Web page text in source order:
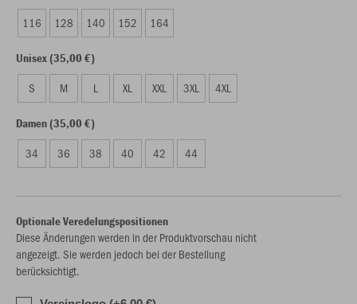
116 128 140 152 164
Unisex (35,00 €)
S M L XL XXL 3XL 4XL
Damen (35,00 €)
34 36 38 40 42 44
Optionale Veredelungspositionen
Diese Änderungen werden in der Produktvorschau nicht
angezeigt. Sie werden jedoch bei der Bestellung
berücksichtigt.